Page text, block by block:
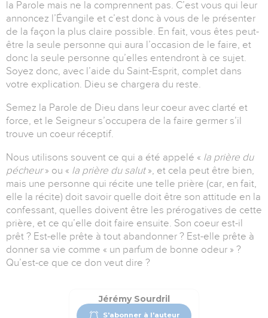
la Parole mais ne la comprennent pas. C’est vous qui leur
annoncez l’Évangile et c’est donc à vous de le présenter
de la façon la plus claire possible. En fait, vous êtes peut-
être la seule personne qui aura l’occasion de le faire, et
donc la seule personne qu’elles entendront à ce sujet.
Soyez donc, avec l’aide du Saint-Esprit, complet dans
votre explication. Dieu se chargera du reste.
Semez la Parole de Dieu dans leur coeur avec clarté et
force, et le Seigneur s’occupera de la faire germer s’il
trouve un coeur réceptif.
Nous utilisons souvent ce qui a été appelé « la prière du
pécheur» ou « la prière du salut », et cela peut être bien,
mais une personne qui récite une telle prière (car, en fait,
elle la récite) doit savoir quelle doit être son attitude en la
confessant, quelles doivent être les prérogatives de cette
prière, et ce qu’elle doit faire ensuite. Son coeur est-il
prêt ? Est-elle prête à tout abandonner ? Est-elle prête à
donner sa vie comme « un parfum de bonne odeur » ?
Qu’est-ce que ce don veut dire ?
Jérémy Sourdril
S'abonner à l'auteur